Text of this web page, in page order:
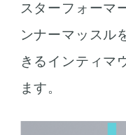
スターフォーマ
ンナーマッスル
きるインティマ
ます。